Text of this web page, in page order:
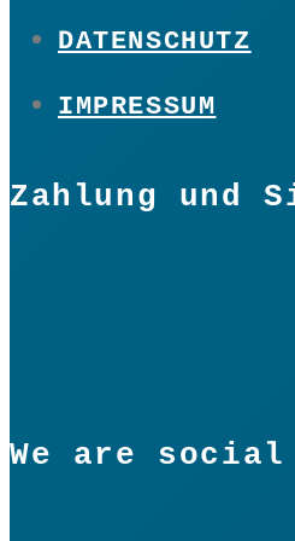
DATENSCHUTZ
IMPRESSUM
Zahlung und
We are social